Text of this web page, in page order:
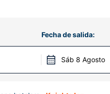
Fecha de salida:
Sáb 8 Agosto